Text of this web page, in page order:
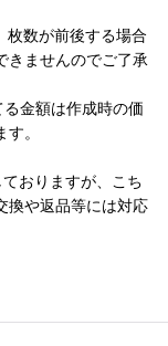
数が前後する場合
きませんのでご了承
金額は作成時の価
。
おりますが、こち
換や返品等には対応